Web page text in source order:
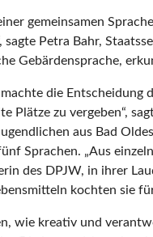
gemeinsamen
sagte Petra Bahr,
Gebärdensprache,
die Entscheidung
Plätze zu vergeben“,
aus Bad
Sprachen. „Aus
des DPJW, in ihrer
kochten sie
wie kreativ und